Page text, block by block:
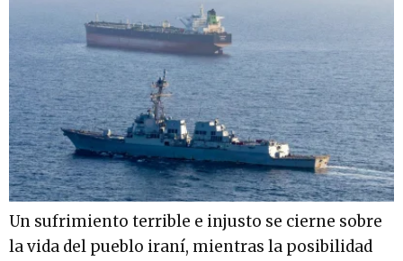
Un sufrimiento terrible e injusto se cierne sobre
la vida del pueblo iraní, mientras la posibilidad